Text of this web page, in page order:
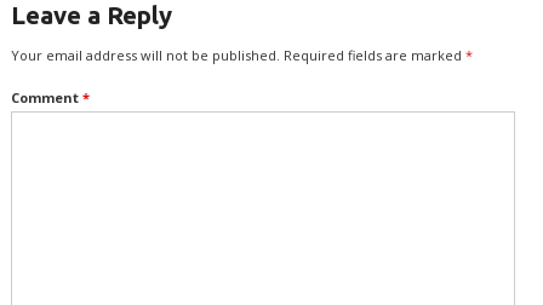
Leave a Reply
Your email address will not be published. Required fields are marked *
Comment *